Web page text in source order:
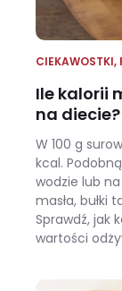
CIEKAWOSTKI,
Ile kalorii
na diecie?
W 100 g
kcal.
wodzie lub
masła, bułki
Sprawdź, jak
wartości